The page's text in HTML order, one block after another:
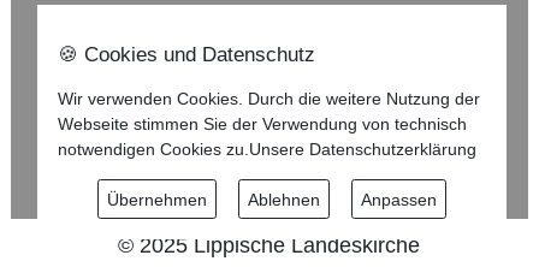
Nach oben ⇪
Impressum
Datenschutzerklärung
© 2025 Lippische Landeskirche
🍪 Cookies und Datenschutz
Wir verwenden Cookies. Durch die weitere Nutzung der
Webseite stimmen Sie der Verwendung von technisch
notwendigen Cookies zu.Unsere Datenschutzerklärung
Übernehmen Ablehnen Anpassen